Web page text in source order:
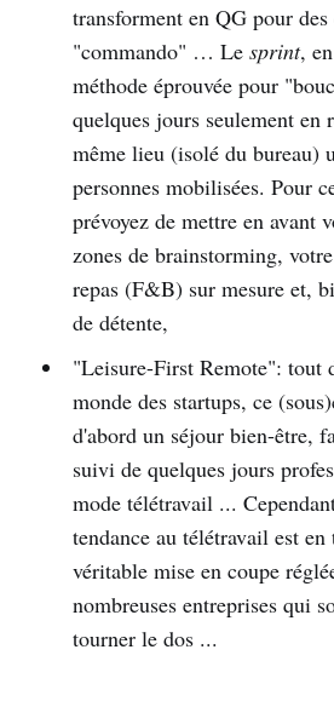
transforment en QG pour
"commando" … Le sprint,
méthode éprouvée pour
quelques jours seulement en
même lieu (isolé du bureau)
personnes mobilisées. Pour
prévoyez de mettre en avant
zones de brainstorming,
repas (F&B) sur mesure et,
de détente,
"Leisure-First Remote": tout
monde des startups, ce
d'abord un séjour bien-être,
suivi de quelques jours
mode télétravail ...
tendance au télétravail est
véritable mise en coupe
nombreuses entreprises qui
tourner le dos ...